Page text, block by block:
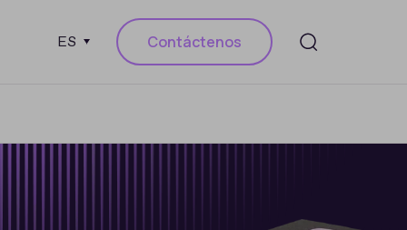
ES Contáctenos